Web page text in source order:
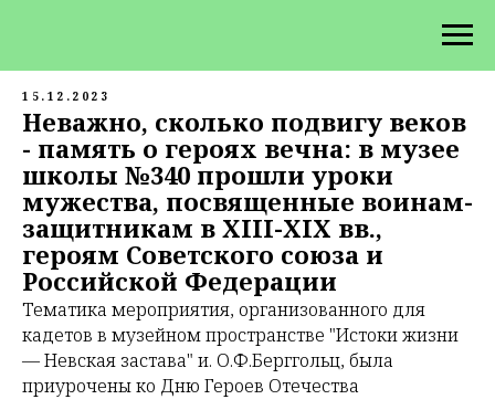
15.12.2023
Неважно, сколько подвигу веков
- память о героях вечна: в музее
школы №340 прошли уроки
мужества, посвященные воинам-
защитникам в XIII-XIX вв.,
героям Советского союза и
Российской Федерации
Тематика мероприятия, организованного для
кадетов в музейном пространстве "Истоки жизни
— Невская застава" и. О.Ф.Берггольц, была
приурочены ко Дню Героев Отечества